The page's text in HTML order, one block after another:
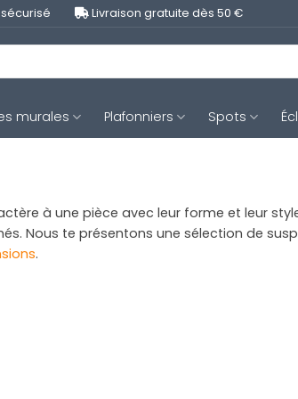
Livraison gratuite dès 50 €
murales Plafonniers Spots
à une pièce avec leur forme et leur
Nous te présentons une sélection de
.